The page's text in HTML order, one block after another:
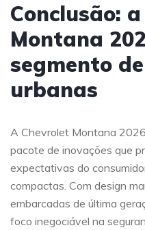
Conclusão:
Montana
segmento
urbanas
A Chevrolet Montana
pacote de inovações que
expectativas do
compactas. Com design
embarcadas de última
foco inegociável na